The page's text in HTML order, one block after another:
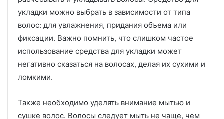
укладки можно выбрать в зависимости от типа
волос: для увлажнения, придания объема или
фиксации. Важно помнить, что слишком частое
использование средства для укладки может
негативно сказаться на волосах, делая их сухими и
ломкими.
Также необходимо уделять внимание мытью и
сушке волос. Волосы следует мыть не чаще, чем